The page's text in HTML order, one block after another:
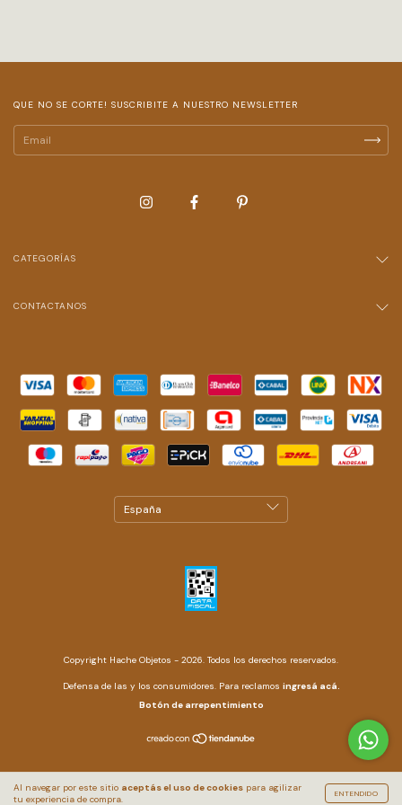
Al navegar por este sitio aceptás el uso de cookies para agilizar
tu experiencia de compra.
ENTENDIDO
QUE NO SE CORTE! SUSCRIBITE A NUESTRO NEWSLETTER
CATEGORÍAS
CONTACTANOS
Copyright Hache Objetos - 2026. Todos los derechos reservados.
Defensa de las y los consumidores. Para reclamos ingresá acá.
Botón de arrepentimiento